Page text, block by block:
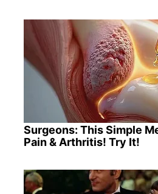
Surgeons: This Simple
Pain & Arthritis! Try It!